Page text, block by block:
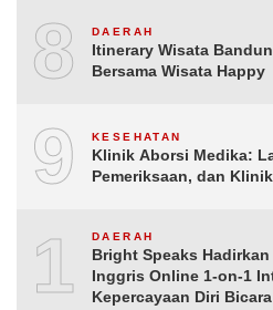
8 DAERAH
Itinerary Wisata
Bersama Wisata Happy
9 KESEHATAN
Klinik Aborsi Medika:
Pemeriksaan, dan
10DAERAH
Bright Speaks
Inggris Online 1-on-1
Kepercayaan Diri Bicara